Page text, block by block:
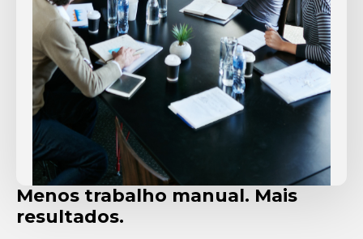
Menos trabalho manual. Mais
resultados.